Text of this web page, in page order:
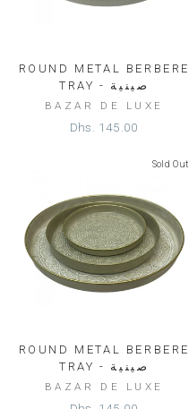
ROUND METAL BERBERE
TRAY - صينية
BAZAR DE LUXE
Dhs. 145.00
Sold Out
ROUND METAL BERBERE
TRAY - صينية
BAZAR DE LUXE